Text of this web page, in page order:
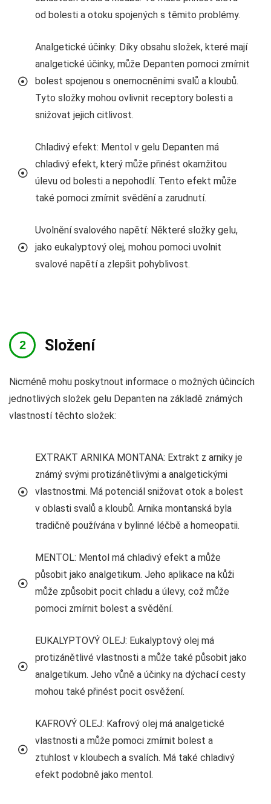
od bolesti a otoku spojených s těmito problémy.
Analgetické účinky: Díky obsahu složek, které mají
analgetické účinky, může Depanten pomoci zmírnit
bolest spojenou s onemocněními svalů a kloubů.
Tyto složky mohou ovlivnit receptory bolesti a
snižovat jejich citlivost.
Chladivý efekt: Mentol v gelu Depanten má
chladivý efekt, který může přinést okamžitou
úlevu od bolesti a nepohodlí. Tento efekt může
také pomoci zmírnit svědění a zarudnutí.
Uvolnění svalového napětí: Některé složky gelu,
jako eukalyptový olej, mohou pomoci uvolnit
svalové napětí a zlepšit pohyblivost.
Složení
Nicméně mohu poskytnout informace o možných účincích
jednotlivých složek gelu Depanten na základě známých
vlastností těchto složek:
EXTRAKT ARNIKA MONTANA: Extrakt z arniky je
známý svými protizánětlivými a analgetickými
vlastnostmi. Má potenciál snižovat otok a bolest
v oblasti svalů a kloubů. Arnika montanská byla
tradičně používána v bylinné léčbě a homeopatii.
MENTOL: Mentol má chladivý efekt a může
působit jako analgetikum. Jeho aplikace na kůži
může způsobit pocit chladu a úlevy, což může
pomoci zmírnit bolest a svědění.
EUKALYPTOVÝ OLEJ: Eukalyptový olej má
protizánětlivé vlastnosti a může také působit jako
analgetikum. Jeho vůně a účinky na dýchací cesty
mohou také přinést pocit osvěžení.
KAFROVÝ OLEJ: Kafrový olej má analgetické
vlastnosti a může pomoci zmírnit bolest a
ztuhlost v kloubech a svalích. Má také chladivý
efekt podobně jako mentol.